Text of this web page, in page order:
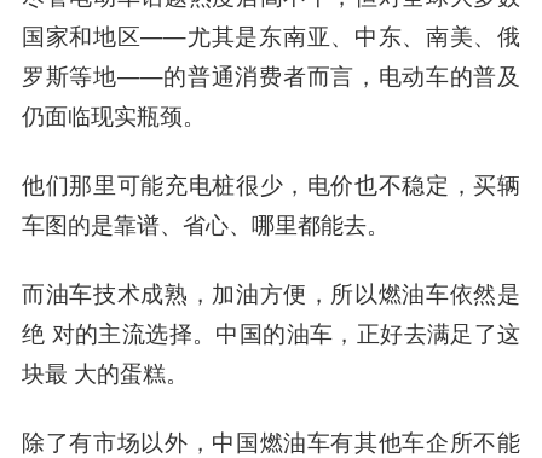
国家和地区——尤其是东南亚、中东、南美、俄
罗斯等地——的普通消费者而言，电动车的普及
仍面临现实瓶颈。
他们那里可能充电桩很少，电价也不稳定，买辆
车图的是靠谱、省心、哪里都能去。
而油车技术成熟，加油方便，所以燃油车依然是
绝 对的主流选择。中国的油车，正好去满足了这
块最 大的蛋糕。
除了有市场以外，中国燃油车有其他车企所不能